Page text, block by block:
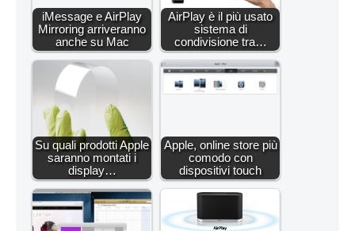
iMessage e AirPlay
Mirroring arriveranno
anche su Mac
AirPlay è il più usato
sistema di
condivisione tra…
Su quali prodotti Apple
saranno montati i
display…
Apple, online store più
comodo con
dispositivi touch